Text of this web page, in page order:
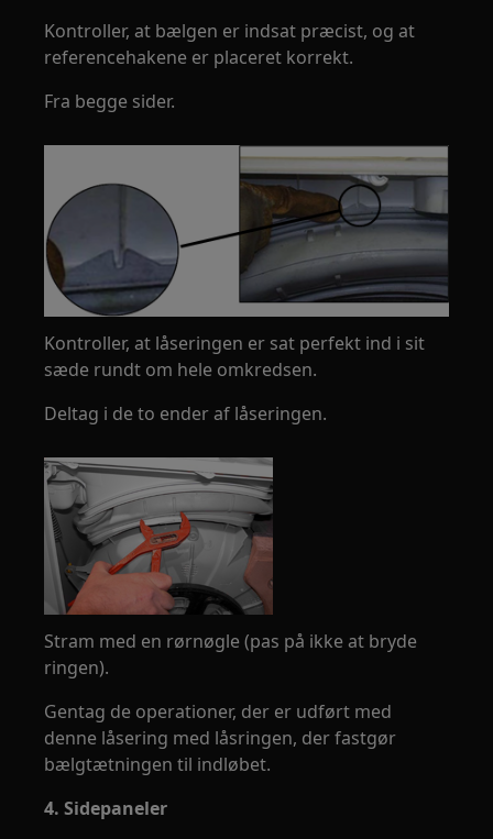
Kontroller, at bælgen er indsat præcist, og at
referencehakene er placeret korrekt.
Fra begge sider.
Kontroller, at låseringen er sat perfekt ind i sit
sæde rundt om hele omkredsen.
Deltag i de to ender af låseringen.
Stram med en rørnøgle (pas på ikke at bryde
ringen).
Gentag de operationer, der er udført med
denne låsering med låsringen, der fastgør
bælgtætningen til indløbet.
4. Sidepaneler